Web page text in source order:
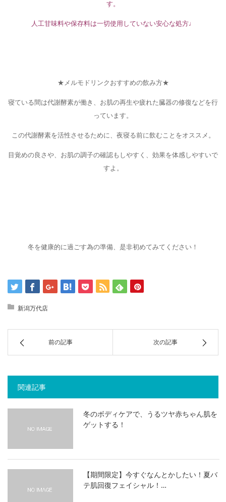
す。
人工甘味料や保存料は一切使用していない安心な処方♩
★メルモドリンクおすすめの飲み方★
寝ている間は代謝酵素が働き、お肌の再生や疲れた臓器の修復などを行
っています。
この代謝酵素を活性させるために、夜寝る前に飲むことをオススメ。
目覚めの良さや、お肌の調子の確認もしやすく、効果を体感しやすいで
すよ。
冬を健康的に過ごす為の準備、是非初めてみてください！
新潟万代店
前の記事 次の記事
関連記事
冬のボディケアで、うるツヤ赤ちゃん肌を
ゲットする！
【期間限定】今すぐなんとかしたい！夏バ
テ肌回復フェイシャル！…